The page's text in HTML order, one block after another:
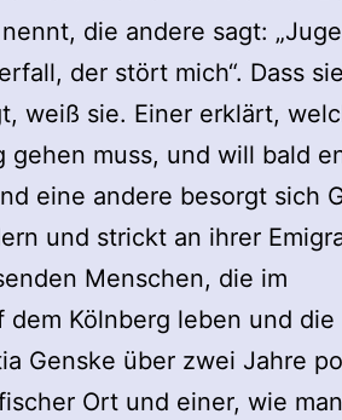
die andere sagt:
der stört mich“. Dass
weiß sie. Einer erklärt,
gehen muss, und will bald
eine andere besorgt sich
und strickt an ihrer
Menschen, die im
Kölnberg leben und die
Genske über zwei Jahre
Ort und einer, wie